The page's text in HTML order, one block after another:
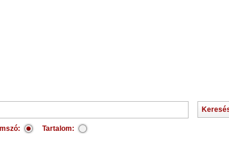
Tartalom: